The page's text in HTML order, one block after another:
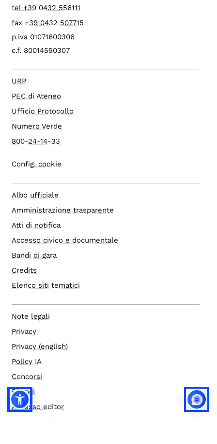
tel +39 0432 556111
fax +39 0432 507715
p.iva 01071600306
c.f. 80014550307
URP
PEC di Ateneo
Ufficio Protocollo
Numero Verde
800-24-14-33
Config. cookie
Albo ufficiale
Amministrazione trasparente
Atti di notifica
Accesso civico e documentale
Bandi di gara
Credits
Elenco siti tematici
Note legali
Privacy
Privacy (english)
Policy IA
Concorsi
Bilanci
Accesso editor
Accessibilità